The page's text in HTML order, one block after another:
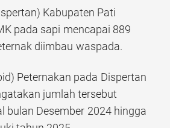
Kabupaten Pati
pada sapi mencapai 889
diimbau waspada.
Peternakan pada Dispertan
jumlah tersebut
bulan Desember 2024 hingga